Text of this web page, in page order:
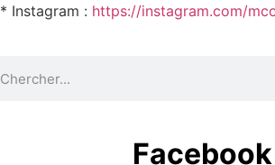
* ⁠Instagram : https://instagram.com/
Facebook